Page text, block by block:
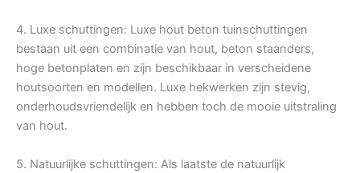
4. Luxe schuttingen: Luxe hout beton tuinschuttingen
bestaan uit een combinatie van hout, beton staanders,
hoge betonplaten en zijn beschikbaar in verscheidene
houtsoorten en modellen. Luxe hekwerken zijn stevig,
onderhoudsvriendelijk en hebben toch de mooie uitstraling
van hout.
5. Natuurlijke schuttingen: Als laatste de natuurlijk